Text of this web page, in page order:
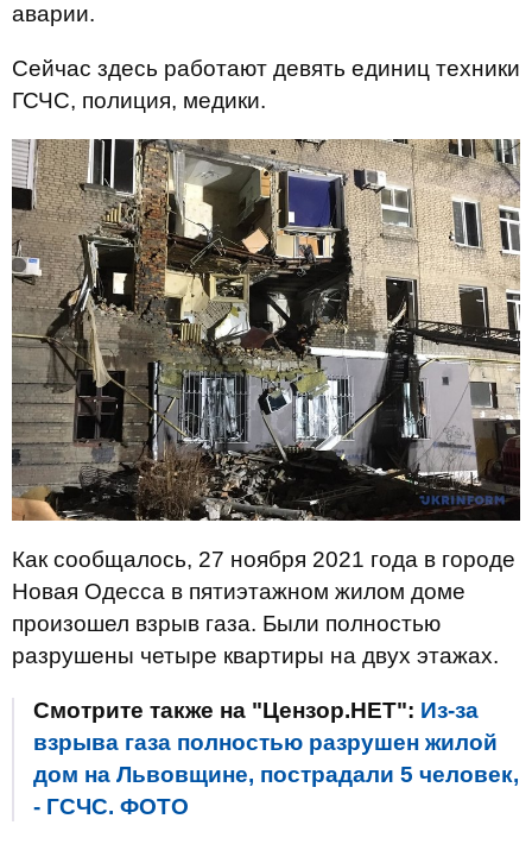
аварии.
Сейчас здесь работают девять единиц техники
ГСЧС, полиция, медики.
Как сообщалось, 27 ноября 2021 года в городе
Новая Одесса в пятиэтажном жилом доме
произошел взрыв газа. Были полностью
разрушены четыре квартиры на двух этажах.
Смотрите также на "Цензор.НЕТ": Из-за
взрыва газа полностью разрушен жилой
дом на Львовщине, пострадали 5 человек,
- ГСЧС. ФОТО